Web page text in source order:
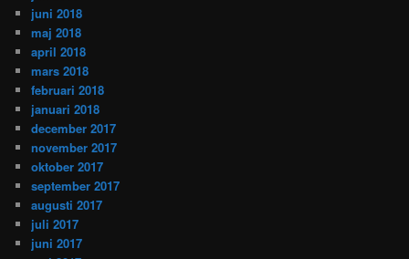
juni 2018
maj 2018
april 2018
mars 2018
februari 2018
januari 2018
december 2017
november 2017
oktober 2017
september 2017
augusti 2017
juli 2017
juni 2017